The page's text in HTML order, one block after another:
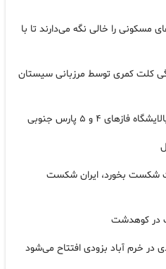
مسکونی را خالی نگه می‌دارند تا با
جنگی کلت کمری توسط مرزبانی سیستان
۴ و ۵ پارس جنوبی
شکست بخورد، ایران شکست
در خرم آباد بزودی افتتاح می‌شود